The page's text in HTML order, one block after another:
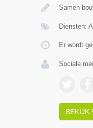
Samen
Diensten:
Er wordt
Sociale
BEKIJK